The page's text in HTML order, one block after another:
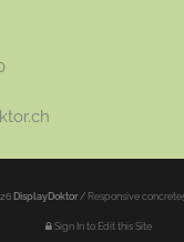
DisplayDoktor/ Responsive
Sign In to Edit this Site